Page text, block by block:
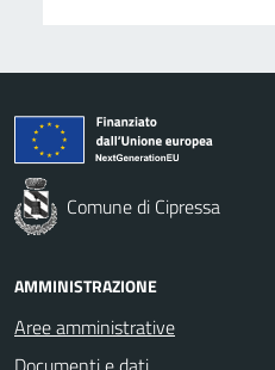
Comune di Cipressa
AMMINISTRAZIONE
Aree amministrative